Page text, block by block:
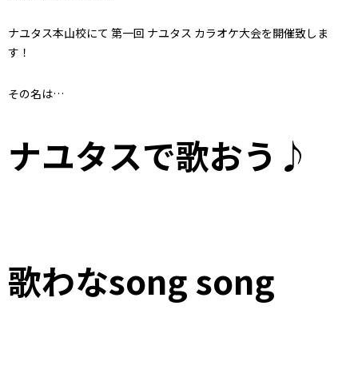
ナユタス本山校にて 第一回 ナユタス カラオケ大会を開催致しま
す！
その名は…
ナユタスで歌おう♪
歌わなsong song